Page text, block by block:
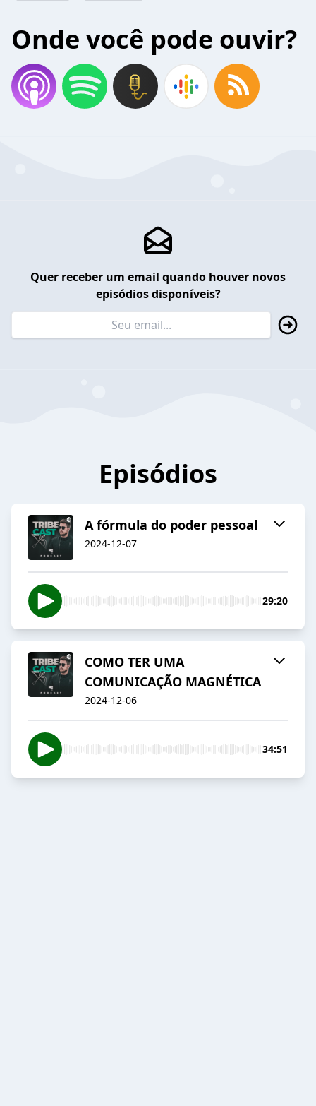
Onde você pode ouvir?
Quer receber um email quando houver novos
episódios disponíveis?
Episódios
A fórmula do poder pessoal
2024-12-07
29:20
COMO TER UMA
COMUNICAÇÃO MAGNÉTICA
2024-12-06
34:51